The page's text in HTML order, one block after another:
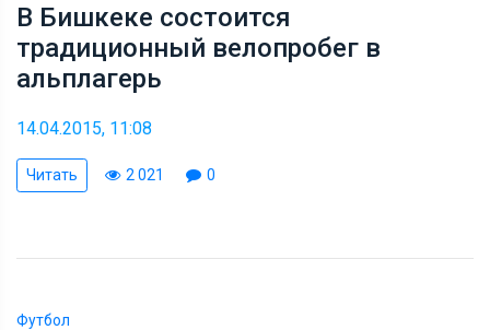
В Бишкеке состоится
традиционный велопробег в
альплагерь
14.04.2015, 11:08
Читать 2 021 0
Футбол